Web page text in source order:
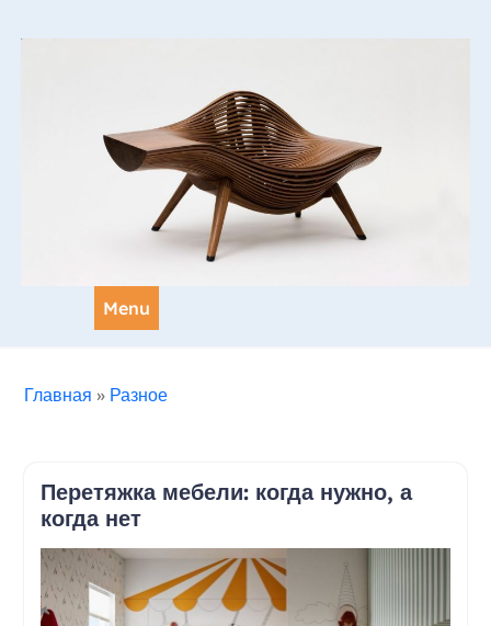
Menu
Главная » Разное
Перетяжка мебели: когда нужно, а
когда нет